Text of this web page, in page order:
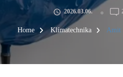
2026.03.06.
Home Klímatechnika Amit